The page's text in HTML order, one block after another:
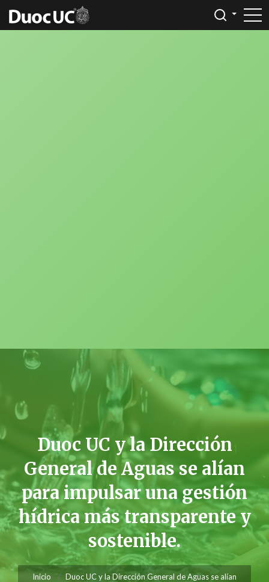
Duoc UC y la Dirección
General de Aguas se alían
para impulsar una gestión
hídrica más transparente y
sostenible.
Inicio
Duoc UC y la Dirección General de Aguas se alían